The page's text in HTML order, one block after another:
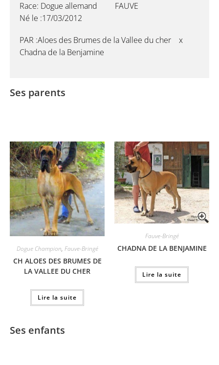
Race: Dogue allemand FAUVE
Né le :17/03/2012
PAR :Aloes des Brumes de la Vallee du cher x
Chadna de la Benjamine
Ses parents
Dogue Champion, Fauve-Bringé
CH ALOES DES BRUMES DE
LA VALLEE DU CHER
Lire la suite
Fauve-Bringé
CHADNA DE LA BENJAMINE
Lire la suite
Ses enfants